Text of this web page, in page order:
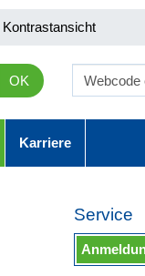
Kontrastansicht
OK
Karriere
Service